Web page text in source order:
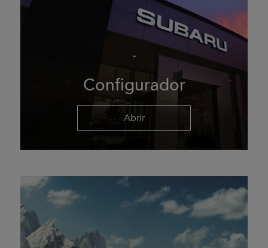
Configurador
Abrir